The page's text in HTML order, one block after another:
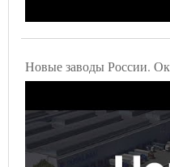
Новые заводы России.